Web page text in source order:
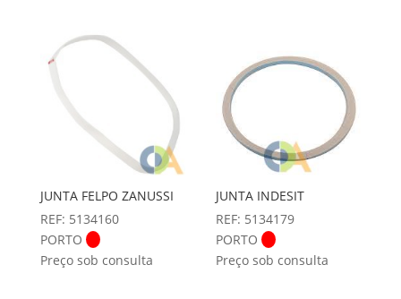
JUNTA FELPO ZANUSSI
REF: 5134160
PORTO
Preço sob consulta
JUNTA INDESIT
REF: 5134179
PORTO
Preço sob consulta